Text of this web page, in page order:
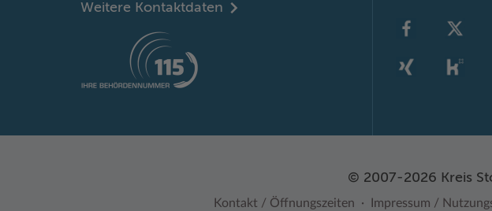
Weitere Kontaktdaten
© 2007-2026 Kreis
Kontakt / Öffnungszeiten Impressum /